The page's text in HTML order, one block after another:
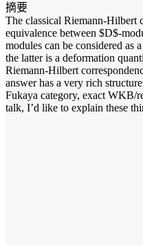
摘要
The classical Riemann-Hilbert
equivalence between $D$-
modules can be considered as
the latter is a deformation
Riemann-Hilbert
answer has a very rich
Fukaya category, exact WKB/
talk, I’d like to explain these